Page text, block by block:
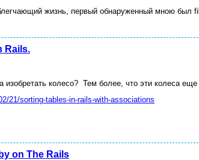
жизнь, первый обнаруженный мною был
Rails.
колесо? Тем более, что эти колеса еще
21/sorting-tables-in-rails-with-associations
on The Rails